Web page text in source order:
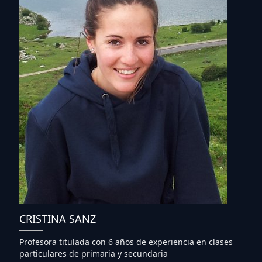
CRISTINA SANZ
Profesora titulada con 6 años de experiencia en clases
particulares de primaria y secundaria